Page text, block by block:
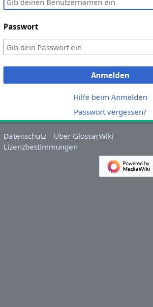
Passwort
Anmelden
Hilfe beim Anmelden
Passwort vergessen?
Datenschutz
Über GlossarWiki
Lizenzbestimmungen